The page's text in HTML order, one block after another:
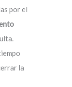
por el
la